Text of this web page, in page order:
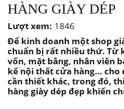
HÀNG GIÀY DÉP
Lượt xem: 1846
Để kinh doanh một shop
chuẩn bị rất nhiều thứ. Từ
vốn, mặt bằng, nhân viên
kế nội thất cửa hàng… cho
cần thiết khác, trong đó,
hàng giày dép đẹp khiến